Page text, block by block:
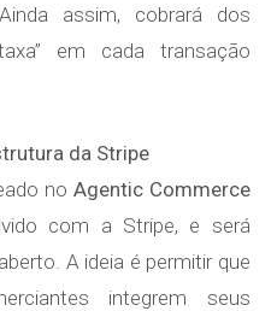
assim, cobrará dos
em cada transação
da Stripe
no Agentic Commerce
com a Stripe, e será
A ideia é permitir que
integrem seus